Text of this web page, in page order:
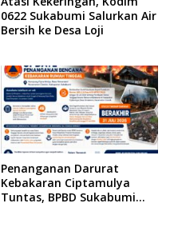
0622 Sukabumi Salurkan Air
Bersih ke Desa Loji
Penanganan Darurat
Kebakaran Ciptamulya
Tuntas, BPBD Sukabumi